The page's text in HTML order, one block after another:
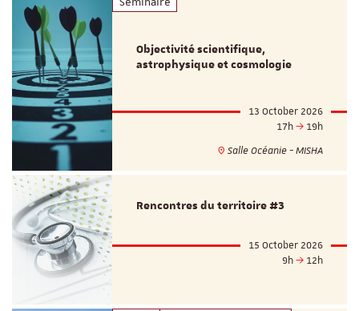
Objectivité scientifique,
astrophysique et cosmologie
13 October 2026
17h
19h
Salle Océanie - MISHA
Rencontres du territoire #3
15 October 2026
9h
12h